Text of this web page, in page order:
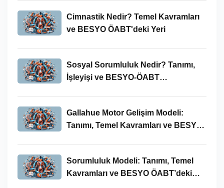
Cimnastik Nedir? Temel Kavramları
ve BESYO ÖABT'deki Yeri
Sosyal Sorumluluk Nedir? Tanımı,
İşleyişi ve BESYO-ÖABT
Gallahue Motor Gelişim Modeli:
Tanımı, Temel Kavramları ve BESYO-
Sorumluluk Modeli: Tanımı, Temel
Kavramları ve BESYO ÖABT’deki